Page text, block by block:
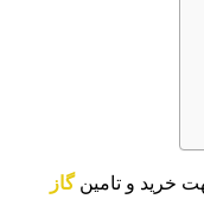
خرید و تامینگاز